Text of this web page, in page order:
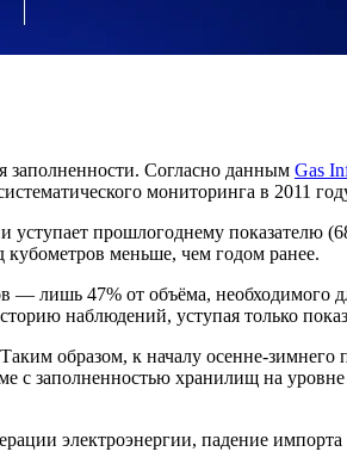
заполненности. Согласно данным Gas
мониторинга в 2011
уступает прошлогоднему показателю
меньше, чем годом ранее.
лишь 47% от объёма, необходимого
наблюдений, уступая только
образом, к началу осенне-зимнего
с заполненностью хранилищ на
электроэнергии, падение